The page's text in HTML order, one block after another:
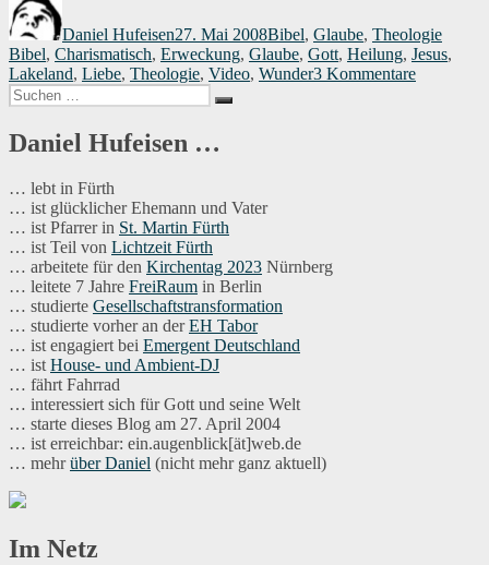
Daniel Hufeisen27. Mai 2008Bibel, Glaube, Theologie
Bibel, Charismatisch, Erweckung, Glaube, Gott, Heilung, Jesus,
Lakeland, Liebe, Theologie, Video, Wunder3 Kommentarezu
Suchen
nach:
Suchen
Daniel Hufeisen …
… lebt in Fürth
… ist glücklicher Ehemann und Vater
… ist Pfarrer in St. Martin Fürth
… ist Teil von Lichtzeit Fürth
… arbeitete für den Kirchentag 2023 Nürnberg
… leitete 7 Jahre FreiRaum in Berlin
… studierte Gesellschaftstransformation
… studierte vorher an derEH Tabor
… ist engagiert bei Emergent Deutschland
… istHouse- und Ambient-DJ
… fährt Fahrrad
… interessiert sich für Gott und seine Welt
… starte dieses Blog am 27. April 2004
… ist erreichbar: ein.augenblick[ät]web.de
… mehrüber Daniel (nicht mehr ganz aktuell)
Im Netz